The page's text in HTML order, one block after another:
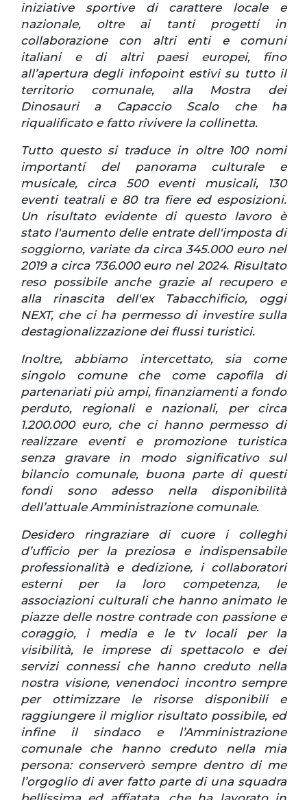
iniziative sportive di carattere locale e
nazionale, oltre ai tanti progetti in
collaborazione con altri enti e comuni
italiani e di altri paesi europei, fino
all’apertura degli infopoint estivi su tutto il
territorio comunale, alla Mostra dei
Dinosauri a Capaccio Scalo che ha
riqualificato e fatto rivivere la collinetta.
Tutto questo si traduce in oltre 100 nomi
importanti del panorama culturale e
musicale, circa 500 eventi musicali, 130
eventi teatrali e 80 tra fiere ed esposizioni.
Un risultato evidente di questo lavoro è
stato l'aumento delle entrate dell'imposta di
soggiorno, variate da circa 345.000 euro nel
2019 a circa 736.000 euro nel 2024. Risultato
reso possibile anche grazie al recupero e
alla rinascita dell'ex Tabacchificio, oggi
NEXT, che ci ha permesso di investire sulla
destagionalizzazione dei flussi turistici.
Inoltre, abbiamo intercettato, sia come
singolo comune che come capofila di
partenariati più ampi, finanziamenti a fondo
perduto, regionali e nazionali, per circa
1.200.000 euro, che ci hanno permesso di
realizzare eventi e promozione turistica
senza gravare in modo significativo sul
bilancio comunale, buona parte di questi
fondi sono adesso nella disponibilità
dell’attuale Amministrazione comunale.
Desidero ringraziare di cuore i colleghi
d’ufficio per la preziosa e indispensabile
professionalità e dedizione, i collaboratori
esterni per la loro competenza, le
associazioni culturali che hanno animato le
piazze delle nostre contrade con passione e
coraggio, i media e le tv locali per la
visibilità, le imprese di spettacolo e dei
servizi connessi che hanno creduto nella
nostra visione, venendoci incontro sempre
per ottimizzare le risorse disponibili e
raggiungere il miglior risultato possibile, ed
infine il sindaco e l’Amministrazione
comunale che hanno creduto nella mia
persona: conserverò sempre dentro di me
l’orgoglio di aver fatto parte di una squadra